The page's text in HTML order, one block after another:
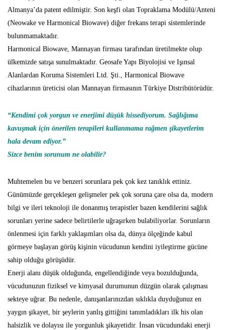
Almanya’da patent edilmiştir. Son keşfi olan Topraklama Modülü/Anteni
(Neowake ve Harmonical Biowave) diğer frekans terapi sistemlerinde
bulunmamaktadır.
Harmonical Biowave, Mannayan firması tarafından üretilmekte olup
ülkemizde satışa sunulmaktadır. Geosafe Yapı Biyolojisi ve Işınsal
Alanlardan Koruma Sistemleri Ltd. Şti., Harmonical Biowave
cihazlarının üreticisi olan Mannayan firmasının Türkiye Distribütörüdür.
“Kendimi çok yorgun ve enerjimi düşük hissediyorum. Sağlığıma
kavuşmak için önerilen terapileri kullanmama rağmen şikayetlerim
hala devam ediyor.”
Sizce benim sorunum ne olabilir?
Muhtemelen bu ve benzeri sorunlara pek çok kez tanıklık ettiniz.
Günümüzde gerçekleşen gelişmeler pek çok soruna çare olsa da, modern
bilgi ve ileri teknoloji ile donanmış terapistler bazen kendilerini sağlık
sorunları yerine sadece belirtilerle uğraşırken bulabiliyorlar. Sorunların
önlenmesi için farklı yaklaşımları olsa da, dünya ölçeğinde kabul
görmeye başlayan görüş kişinin vücudunun kendini iyileştirme gücüne
sahip olduğu görüşüdür.
Enerji alanı düşük olduğunda, engellendiğinde veya bozulduğunda,
vücudunuzun fiziksel ve kimyasal durumunun düzgün olarak çalışması
sekteye uğrar. Bu nedenle, danışanlarınızdan sıklıkla duyduğunuz en
yaygın şikayet, bir şeylerin yanlış gittiğini tanımladıkları ilk his olan
halsizlik ve dolayısı ile yorgunluk şikayetidir. İnsan vücudundaki enerji